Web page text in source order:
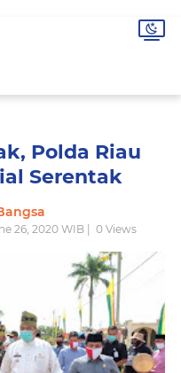
Polda Riau
Serentak
26, 2020 WIB | 0Views